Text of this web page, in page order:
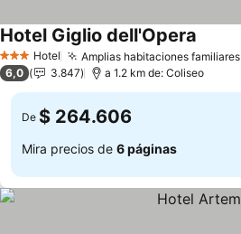
3 Estrellas
Hotel Amplias habitaciones familiares
Hotel Giglio dell'Opera
6,0 3.847 a 1.2 km de: Coliseo
De $ 264.606
Mira precios de 6 páginas